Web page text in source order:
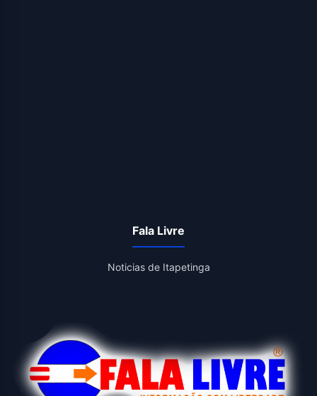
Fala Livre
Noticias de Itapetinga